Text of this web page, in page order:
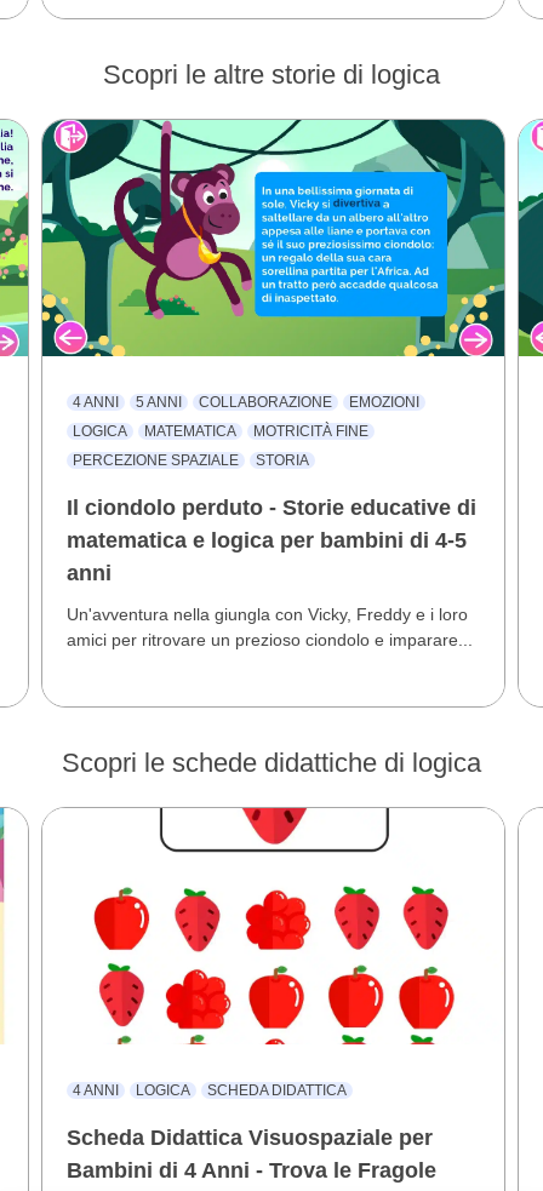
Scopri le altre storie di logica
4 ANNI 5 ANNI COLLABORAZIONE
EMOZIONI
LOGICA
MATEMATICA
MOTRICITÀ FINE
PERCEZIONE SPAZIALE
STORIA
Il ciondolo perduto - Storie educative di
matematica e logica per bambini di 4-5
anni
Un'avventura nella giungla con Vicky, Freddy e i loro
amici per ritrovare un prezioso ciondolo e imparare...
Scopri le schede didattiche di logica
4 ANNI LOGICA SCHEDA DIDATTICA
Scheda Didattica Visuospaziale per
Bambini di 4 Anni - Trova le Fragole